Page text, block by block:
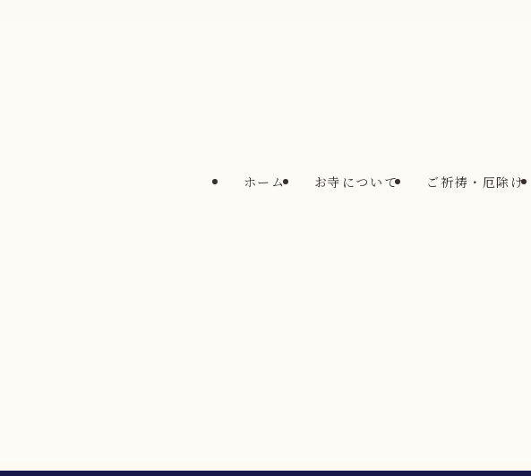
ホーム お寺について ご祈祷・厄除け